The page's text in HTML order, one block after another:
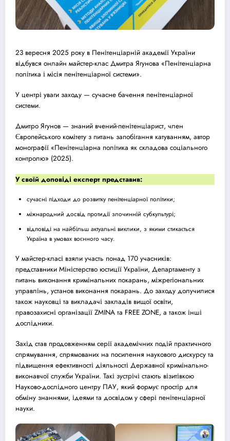
23 вересня 2025 року в Пенітенціарній академії України
відбувся онлайн майстер-клас Дмитра Ягунова «Пенітенціарна
політика і місія пенітенціарної системи».
У центрі уваги заходу — сучасне бачення пенітенціарної
системи.
Дмитро Ягунов — знаний вчений-пенітенціарист, член
Європейського комітету з питань запобігання катуванням, автор
монографії «Пенітенціарна політика як складова соціального
контролю» (2025).
У своїй доповіді експерт представив:
сучасні підходи до розвитку пенітенціарної політики;
міжнародний досвід протидії злочинній субкультурі;
відповіді на найбільш актуальні виклики, з якими стикається
Україна в умовах воєнного часу.
У майстер-класі взяли участь понад 170 учасників:
представники Міністерство юстиції України, Департаменту з
питань виконання кримінальних покарань, міжрегіональних
управлінь, установ виконання покарань. До заходу долучилися
також науковці та викладачі закладів вищої освіти,
правозахисні організації ZMINA та FREE ZONE, а також інші
дослідники.
Захід став продовженням серії академічних подій практичного
спрямування, спрямованих на посилення наукового дискурсу та
підвищення ефективності діяльності Державної кримінально-
виконавчої служби України. Такі зустрічі стають візитівкою
Науково-дослідного центру ПАУ, який формує простір для
обміну знаннями, ідеями та досвідом у сфері пенітенціарної
науки.